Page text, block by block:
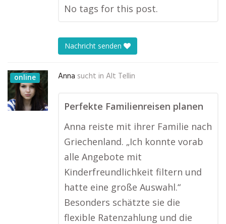
No tags for this post.
Nachricht senden
online Anna sucht in Alt Tellin
Perfekte Familienreisen planen
Anna reiste mit ihrer Familie nach
Griechenland. „Ich konnte vorab
alle Angebote mit
Kinderfreundlichkeit filtern und
hatte eine große Auswahl.“
Besonders schätzte sie die
flexible Ratenzahlung und die